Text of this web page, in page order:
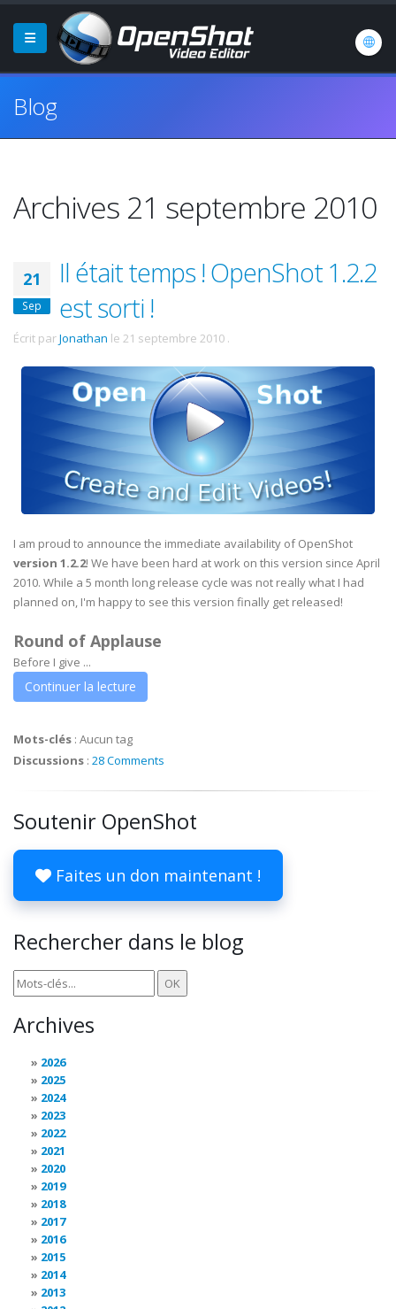
Blog
Archives 21 septembre 2010
21
Sep
Il était temps ! OpenShot 1.2.2
est sorti !
Écrit parJonathan le 21 septembre 2010 .
I am proud to announce the immediate availability of OpenShot
version 1.2.2! We have been hard at work on this version since April
2010. While a 5 month long release cycle was not really what I had
planned on, I'm happy to see this version finally get released!
Round of Applause
Before I give ...
Continuer la lecture
Mots-clés : Aucun tag
Discussions : 28 Comments
Soutenir OpenShot
Faites un don maintenant !
Rechercher dans le blog
Archives
2026
2025
2024
2023
2022
2021
2020
2019
2018
2017
2016
2015
2014
2013